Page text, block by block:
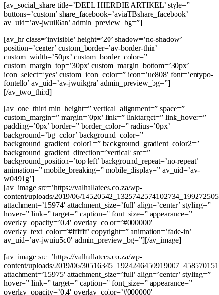
[av_social_share title=’DEEL HIERDIE ARTIKEL’ style=”
buttons=’custom’ share_facebook=’aviaTBshare_facebook’
av_uid=’av-jwuil6an’ admin_preview_bg=”]
[av_hr class=’invisible’ height=’20’ shadow=’no-shadow’
position=’center’ custom_border=’av-border-thin’
custom_width=’50px’ custom_border_color=”
custom_margin_top=’30px’ custom_margin_bottom=’30px’
icon_select=’yes’ custom_icon_color=” icon=’ue808′ font=’entypo-
fontello’ av_uid=’av-jwuikgra’ admin_preview_bg=”]
[/av_two_third]
[av_one_third min_height=” vertical_alignment=” space=”
custom_margin=” margin=’0px’ link=” linktarget=” link_hover=”
padding=’0px’ border=” border_color=” radius=’0px’
background=’bg_color’ background_color=”
background_gradient_color1=” background_gradient_color2=”
background_gradient_direction=’vertical’ src=”
background_position=’top left’ background_repeat=’no-repeat’
animation=” mobile_breaking=” mobile_display=” av_uid=’av-
w0491g’]
[av_image src=’https://valhallatees.co.za/wp-
content/uploads/2019/06/
attachment=’15974′ attachment_size=’full’ align=’center’ styling=”
hover=” link=” target=” caption=” font_size=” appearance=”
overlay_opacity=’0.4′ overlay_color=’#000000′
overlay_text_color=’#ffffff’ copyright=” animation=’fade-in’
av_uid=’av-jwuiu5q0′ admin_preview_bg=”][/av_image]
[av_image src=’https://valhallatees.co.za/wp-
content/uploads/2019/06/
attachment=’15975′ attachment_size=’full’ align=’center’ styling=”
hover=” link=” target=” caption=” font_size=” appearance=”
overlay_opacity=’0.4′ overlay_color=’#000000′